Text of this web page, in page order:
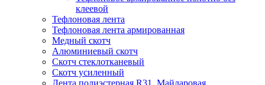
клеевой
Тефлоновая лента
Тефлоновая лента армированная
Медный скотч
Алюминиевый скотч
Скотч стеклотканевый
Скотч усиленный
Лента полиэстерная R31, Майларовая